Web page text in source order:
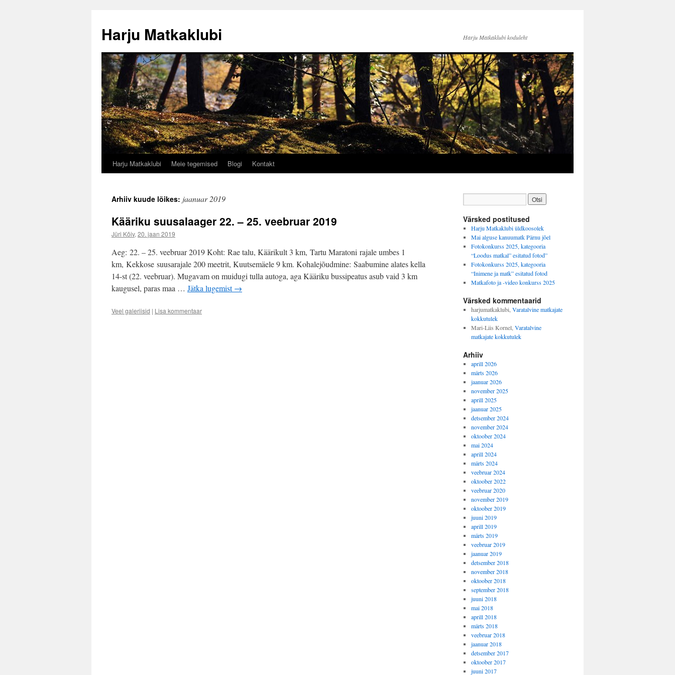
juurde
Harju Matkaklubi Harju Matkaklubi koduleht
Harju Matkaklubi Meie tegemised Blogi Kontakt
Arhiiv kuude lõikes: jaanuar 2019
Kääriku suusalaager 22. – 25. veebruar 2019
Jüri Kõiv, 20. jaan 2019
Aeg: 22. – 25. veebruar 2019 Koht: Rae talu, Käärikult 3 km, Tartu Maratoni rajale umbes 1
km, Kekkose suusarajale 200 meetrit, Kuutsemäele 9 km. Kohalejõudmine: Saabumine alates kella
14-st (22. veebruar). Mugavam on muidugi tulla autoga, aga Kääriku bussipeatus asub vaid 3 km
kaugusel, paras maa … Jätka lugemist→
Veel galeriisid | Lisa kommentaar
Värsked postitused
Harju Matkaklubi üldkoosolek
Mai alguse kanuumatk Pärnu jõel
Fotokonkurss 2025, kategooria
“Loodus matkal” esitatud fotod”
Fotokonkurss 2025, kategooria
“Inimene ja matk” esitatud fotod
Matkafoto ja -video konkurss 2025
Värsked kommentaarid
harjumatkaklubi Varatalvine matkajate
kokkutulek
Mari-Liis Kornel, Varatalvine
matkajate kokkutulek
Arhiiv
aprill 2026
märts 2026
jaanuar 2026
november 2025
aprill 2025
jaanuar 2025
detsember 2024
november 2024
oktoober 2024
mai 2024
aprill 2024
märts 2024
veebruar 2024
oktoober 2022
veebruar 2020
november 2019
oktoober 2019
juuni 2019
aprill 2019
märts 2019
veebruar 2019
jaanuar 2019
detsember 2018
november 2018
oktoober 2018
september 2018
juuni 2018
mai 2018
aprill 2018
märts 2018
veebruar 2018
jaanuar 2018
detsember 2017
oktoober 2017
juuni 2017